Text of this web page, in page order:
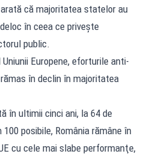
că majoritatea statelor au
în ceea ce priveşte
public.
Europene, eforturile anti-
în declin în majoritatea
în ultimii cinci ani, la 64 de
posibile, România rămâne în
cu cele mai slabe performanţe,